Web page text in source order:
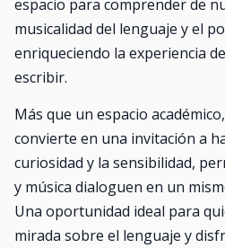
espacio para comprender de
musicalidad del lenguaje y el
enriqueciendo la experiencia
escribir.
Más que un espacio
convierte en una invitación a
curiosidad y la sensibilidad,
y música dialoguen en un
Una oportunidad ideal para
mirada sobre el lenguaje y